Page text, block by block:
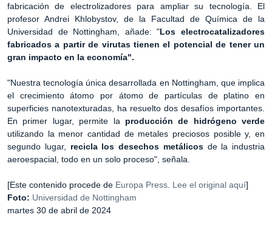
fabricación de electrolizadores para ampliar su tecnología. El
profesor Andrei Khlobystov, de la Facultad de Química de la
Universidad de Nottingham, añade: "Los electrocatalizadores
fabricados a partir de virutas tienen el potencial de tener un
gran impacto en la economía".
"Nuestra tecnología única desarrollada en Nottingham, que implica
el crecimiento átomo por átomo de partículas de platino en
superficies nanotexturadas, ha resuelto dos desafíos importantes.
En primer lugar, permite la producción de hidrógeno verde
utilizando la menor cantidad de metales preciosos posible y, en
segundo lugar, recicla los desechos metálicos de la industria
aeroespacial, todo en un solo proceso", señala.
[Este contenido procede de Europa Press Lee el original aquí]
Foto: Universidad de Nottingham
martes 30 de abril de 2024